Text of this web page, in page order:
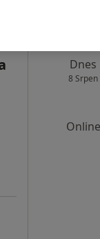
Dnes
8 Srpen